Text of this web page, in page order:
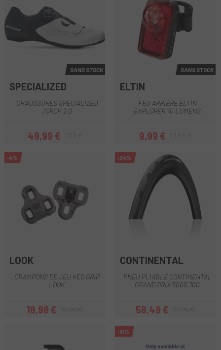
SANS STOCK
SPECIALIZED
CHAUSSURES SPECIALIZED
TORCH 2.0
Prix
49,99 €Prix habituel
SANS STOCK
ELTIN
FEU ARRIÈRE ELTIN
EXPLORER 70 LUMENS
Prix
9,99 €Prix habituel
-4%
LOOK
CRAMPONS DE JEU KEO GRIP
LOOK
Prix
18,98 €Prix habituel
-24%
CONTINENTAL
PNEU PLIABLE CONTINENTAL
GRAND PRIX 5000 700
Prix
58,49 €Prix habituel
-31%